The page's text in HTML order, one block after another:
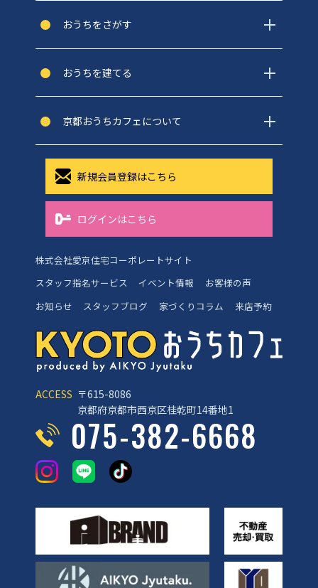
ACCESS 〒615-8086
京都府京都市西京区桂乾町14番地1
075-382-6668
おうちをさがす
おうちを建てる
京都おうちカフェについて
新規会員登録はこちら
ログインはこちら
株式会社愛京住宅コーポレートサイト
スタッフ指名サービス
イベント情報
お客様の声
お知らせ
スタッフブログ 家づくりコラム 来店予約